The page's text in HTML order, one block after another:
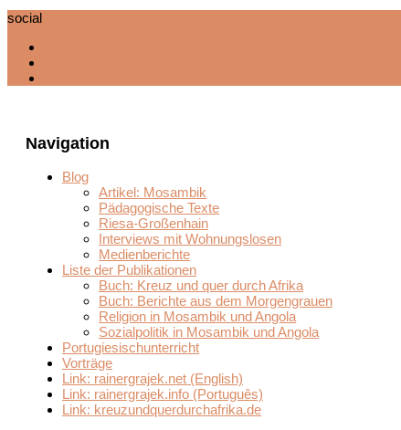
social
Navigation
Blog
Artikel: Mosambik
Pädagogische Texte
Riesa-Großenhain
Interviews mit Wohnungslosen
Medienberichte
Liste der Publikationen
Buch: Kreuz und quer durch Afrika
Buch: Berichte aus dem Morgengrauen
Religion in Mosambik und Angola
Sozialpolitik in Mosambik und Angola
Portugiesischunterricht
Vorträge
Link: rainergrajek.net (English)
Link: rainergrajek.info (Português)
Link: kreuzundquerdurchafrika.de